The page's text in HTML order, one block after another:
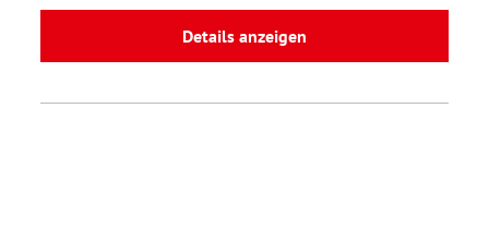
Details anzeigen